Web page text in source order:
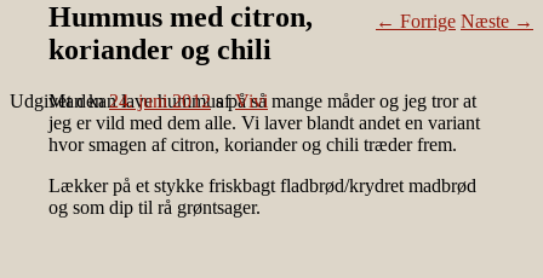
← Forrige Næste →
Hummus med citron,
koriander og chili
Udgivet den24. juni 2012 afVivi
Man kan lave hummus på så mange måder og jeg tror at
jeg er vild med dem alle. Vi laver blandt andet en variant
hvor smagen af citron, koriander og chili træder frem.
Lækker på et stykke friskbagt fladbrød/krydret madbrød
og som dip til rå grøntsager.